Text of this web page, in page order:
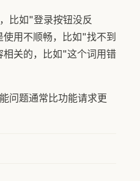
比如"登录按钮没反
用不顺畅，比如"找不到
关的，比如"这个词用错
问题通常比功能请求更